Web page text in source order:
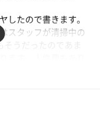
したので書きます。
スタッフが清掃中の
うだったのであま
思います。
順がわからないので
怒る方もいるかと思